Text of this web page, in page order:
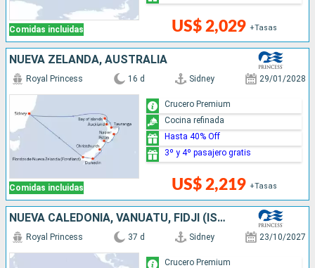
Comidas incluidas US$ 2,029 +Tasas
NUEVA ZELANDA, AUSTRALIA
Comidas incluidas
Royal Princess 16 d Sidney 29/01/2028
US$ 2,219 +Tasas
Crucero Premium
Cocina refinada
Hasta 40% Off
3º y 4º pasajero gratis
NUEVA CALEDONIA, VANUATU, FIDJI (ISLAS), CHILE, NUEVA ZELANDA, AUSTRALIA
Royal Princess 37 d Sidney 23/10/2027
Crucero Premium